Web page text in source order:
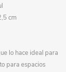
cm
lo hace ideal para
para espacios